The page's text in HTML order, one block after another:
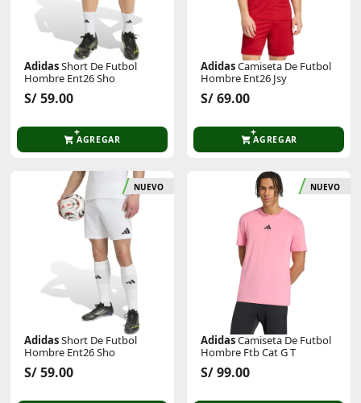
AdidasShort De Futbol
Hombre Ent26 Sho
S/ 59.00
AGREGAR
AdidasCamiseta De Futbol
Hombre Ent26 Jsy
S/ 69.00
AGREGAR
NUEVO
AdidasShort De Futbol
Hombre Ent26 Sho
S/ 59.00
NUEVO
AdidasCamiseta De Futbol
Hombre Ftb Cat G T
S/ 99.00